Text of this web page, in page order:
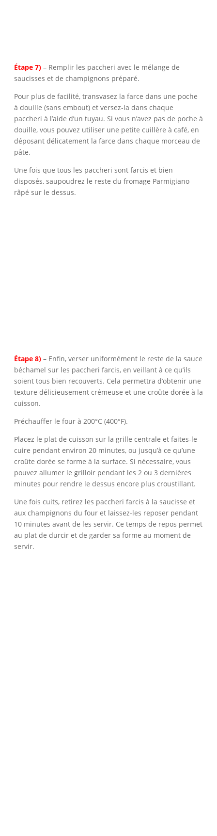
Étape 7) – Remplir les paccheri avec le mélange de
saucisses et de champignons préparé.
Pour plus de facilité, transvasez la farce dans une poche
à douille (sans embout) et versez-la dans chaque
paccheri à l’aide d’un tuyau. Si vous n’avez pas de poche à
douille, vous pouvez utiliser une petite cuillère à café, en
déposant délicatement la farce dans chaque morceau de
pâte.
Une fois que tous les paccheri sont farcis et bien
disposés, saupoudrez le reste du fromage Parmigiano
râpé sur le dessus.
Étape 8) – Enfin, verser uniformément le reste de la sauce
béchamel sur les paccheri farcis, en veillant à ce qu’ils
soient tous bien recouverts. Cela permettra d’obtenir une
texture délicieusement crémeuse et une croûte dorée à la
cuisson.
Préchauffer le four à 200°C (400°F).
Placez le plat de cuisson sur la grille centrale et faites-le
cuire pendant environ 20 minutes, ou jusqu’à ce qu’une
croûte dorée se forme à la surface. Si nécessaire, vous
pouvez allumer le grilloir pendant les 2 ou 3 dernières
minutes pour rendre le dessus encore plus croustillant.
Une fois cuits, retirez les paccheri farcis à la saucisse et
aux champignons du four et laissez-les reposer pendant
10 minutes avant de les servir. Ce temps de repos permet
au plat de durcir et de garder sa forme au moment de
servir.